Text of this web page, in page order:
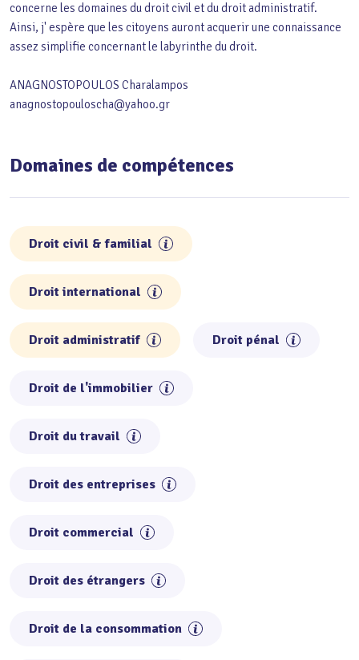
concerne les domaines du droit civil et du droit administratif.
Ainsi, j' espère que les citoyens auront acquerir une connaissance
assez simplifie concernant le labyrinthe du droit.
ANAGNOSTOPOULOS Charalampos
anagnostopouloscha@yahoo.gr
Domaines de compétences
Droit civil & familial
Droit international
Droit administratif Droit pénal
Droit de l'immobilier
Droit du travail
Droit des entreprises
Droit commercial
Droit des étrangers
Droit de la consommation